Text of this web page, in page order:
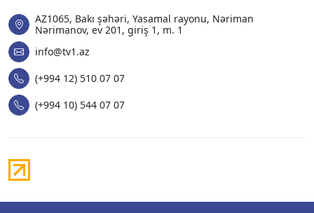
AZ1065, Bakı şəhəri, Yasamal rayonu, Nəriman
Nərimanov, ev 201, giriş 1, m. 1
info@tv1.az
(+994 12) 510 07 07
(+994 10) 544 07 07